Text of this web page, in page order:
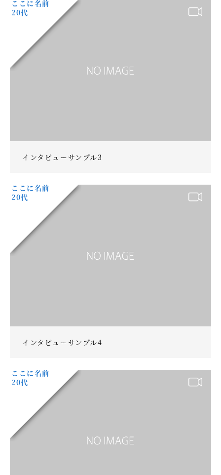
ここに名前
20代
インタビューサンプル3
ここに名前
20代
インタビューサンプル4
ここに名前
20代